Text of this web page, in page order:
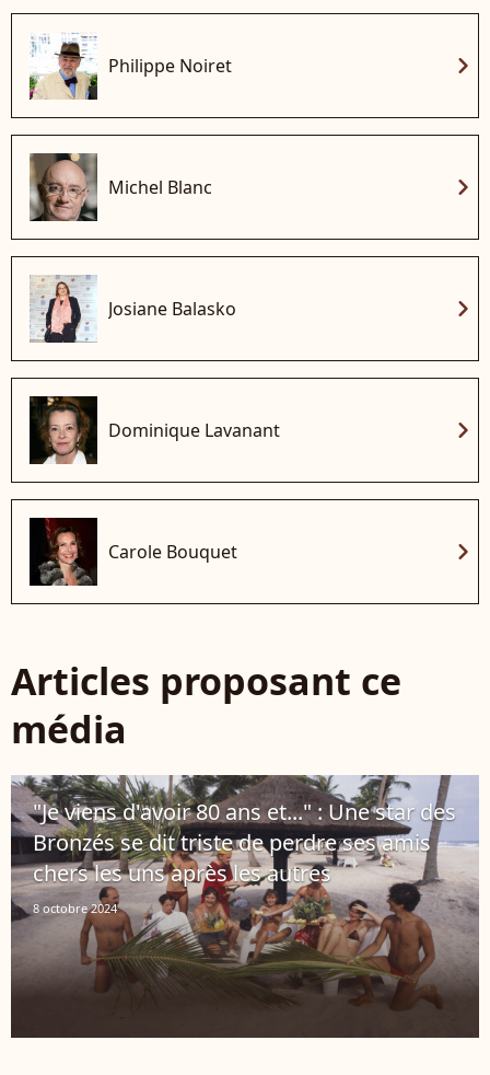
Philippe Noiret chevron_right
Michel Blanc chevron_right
Josiane Balasko chevron_right
Dominique Lavanant chevron_right
Carole Bouquet chevron_right
Articles proposant ce
média
"Je viens d'avoir 80 ans et..." : Une star des
Bronzés se dit triste de perdre ses amis
chers les uns après les autres
8 octobre 2024